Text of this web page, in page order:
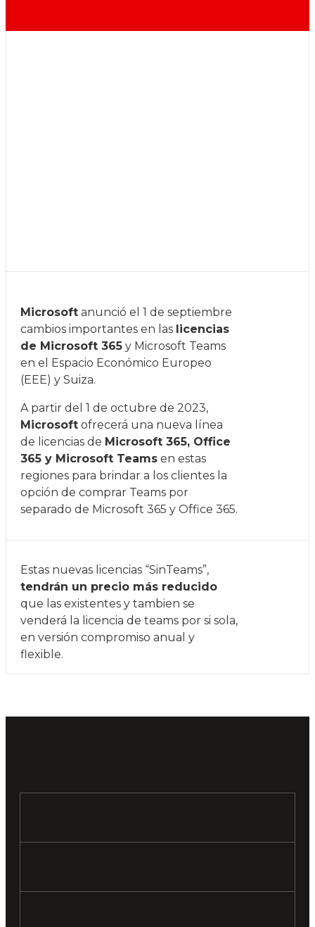
Microsoft anunció el 1 de septiembre
cambios importantes en las licencias
de Microsoft 365 y Microsoft Teams
en el Espacio Económico Europeo
(EEE) y Suiza.
A partir del 1 de octubre de 2023,
Microsoft ofrecerá una nueva línea
de licencias de Microsoft 365, Office
365 y Microsoft Teams en estas
regiones para brindar a los clientes la
opción de comprar Teams por
separado de Microsoft 365 y Office 365.
Estas nuevas licencias “SinTeams”,
tendrán un precio más reducido
que las existentes y tambien se
venderá la licencia de teams por si sola,
en versión compromiso anual y
flexible.